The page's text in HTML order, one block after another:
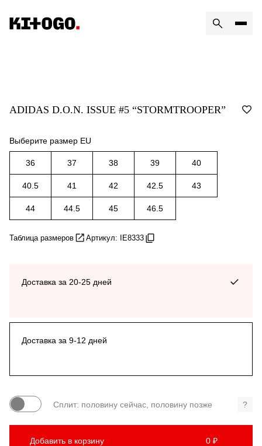
ADIDAS D.O.N. ISSUE #5 “STORMTROOPER”
Выберите размер EU
36 37 38 39 40
40.5 41 42 42.5 43
44 44.5 45 46.5
Таблица размеров Артикул: IE8333
Доставка за 20-25 дней
Доставка за 9-12 дней
Сплит: половину сейчас, половину позже ?
Добавить в корзину 0 ₽